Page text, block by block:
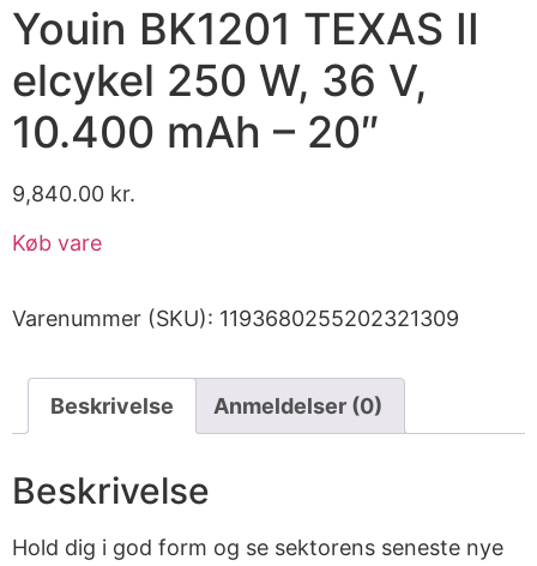
Youin BK1201 TEXAS II
elcykel 250 W, 36 V,
10.400 mAh – 20″
9,840.00 kr.
Køb vare
Varenummer (SKU): 1193680255202321309
Beskrivelse Anmeldelser (0)
Beskrivelse
Hold dig i god form og se sektorens seneste nye